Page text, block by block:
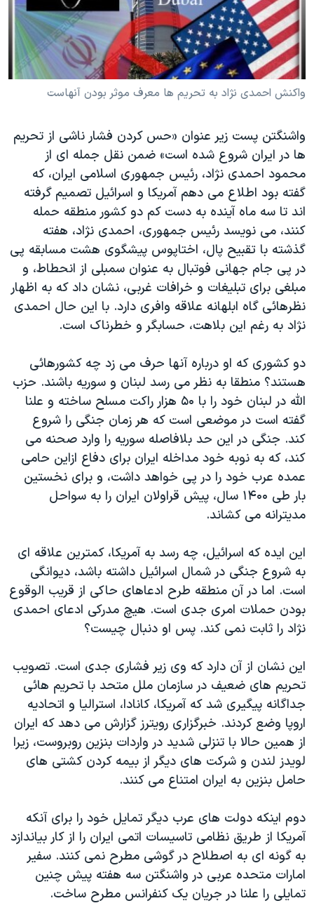
فرهنگ و زندگی
حقوق شهروندی
اقتصادی
علم و فناوری
گالری عکس
آرشیو پخش زنده
مستندها
انتخابات ریاست جمهوری آمریکا ۲۰۲۴
حمله جمهوری اسلامی به اسرائیل
رمز مهسا
اعتراضات زن، زندگی، آزادی
مجموعه مستندهای دادخواهی
تریبونال مردمی آبان ۹۸
دادگاه حمید نوری
چهل سال گروگان‌گیری
قانون شفافیت دارائی کادر رهبری ایران
اعتراضات مردمی آبان ۹۸
اسرائیل در جنگ
همایش محافظه‌کاران آمریکا «سی‌پک»
سفر پرزیدنت ترامپ به چین
دنبال کنید
واکنش احمدی نژاد به تحريم ها معرف موثر بودن آنهاست
واشنگتن پست زیر عنوان «حس کردن فشار ناشی از تحریم
ها در ایران شروع شده است» ضمن نقل جمله ای از
محمود احمدی نژاد، رئیس جمهوری اسلامی ایران، که
گفته بود اطلاع می دهم آمریکا و اسرائیل تصمیم گرفته
اند تا سه ماه آینده به دست کم دو کشور منطقه حمله
کنند، می نویسد رئیس جمهوری، احمدی نژاد، هفته
گذشته با تقبیح پال، اختاپوس پیشگوی هشت مسابقه پی
در پی جام جهانی فوتبال به عنوان سمبلی از انحطاط، و
مبلغی برای تبلیغات و خرافات غربی، نشان داد که به اظهار
نظرهائی گاه ابلهانه علاقه وافری دارد. با این حال احمدی
نژاد به رغم این بلاهت، حسابگر و خطرناک است.
دو کشوری که او درباره آنها حرف می زد چه کشورهائی
هستند؟ منطقا به نظر می رسد لبنان و سوریه باشند. حزب
الله در لبنان خود را با ۵۰ هزار راکت مسلح ساخته و علنا
گفته است در موضعی است که هر زمان جنگی را شروع
کند. جنگی در این حد بلافاصله سوریه را وارد صحنه می
کند، که به نوبه خود مداخله ایران برای دفاع ازاین حامی
عمده عرب خود را در پی خواهد داشت، و برای نخستین
بار طی ۱۴۰۰ سال، پیش قراولان ایران را به سواحل
مدیترانه می کشاند.
این ایده که اسرائیل، چه رسد به آمریکا، کمترین علاقه ای
به شروع جنگی در شمال اسرائیل داشته باشد، دیوانگی
است. اما در آن منطقه طرح ادعاهای حاکی از قریب الوقوع
بودن حملات امری جدی است. هیچ مدرکی ادعای احمدی
نژاد را ثابت نمی کند. پس او دنبال چیست؟
این نشان از آن دارد که وی زیر فشاری جدی است. تصویب
تحریم های ضعیف در سازمان ملل متحد با تحریم هائی
جداگانه پیگیری شد که آمریکا، کانادا، استرالیا و اتحادیه
اروپا وضع کردند. خبرگزاری رویترز گزارش می دهد که ایران
از همین حالا با تنزلی شدید در واردات بنزین روبروست، زیرا
لویدز لندن و شرکت های دیگر از بیمه کردن کشتی های
حامل بنزین به ایران امتناع می کنند.
دوم اینکه دولت های عرب دیگر تمایل خود را برای آنکه
آمریکا از طریق نظامی تاسیسات اتمی ایران را از کار بیاندازد
به گونه ای به اصطلاح در گوشی مطرح نمی کنند. سفیر
امارات متحده عربی در واشنگتن سه هفته پیش چنین
تمایلی را علنا در جریان یک کنفرانس مطرح ساخت.